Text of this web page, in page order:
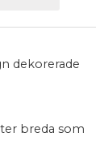
dekorerade
breda som